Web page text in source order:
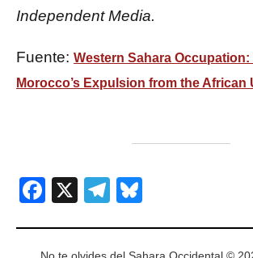
Independent Media.
Fuente: Western Sahara Occupation:
Morocco’s Expulsion from the African
Facebook
X Telegram
No te olvides del Sahara Occidental ©